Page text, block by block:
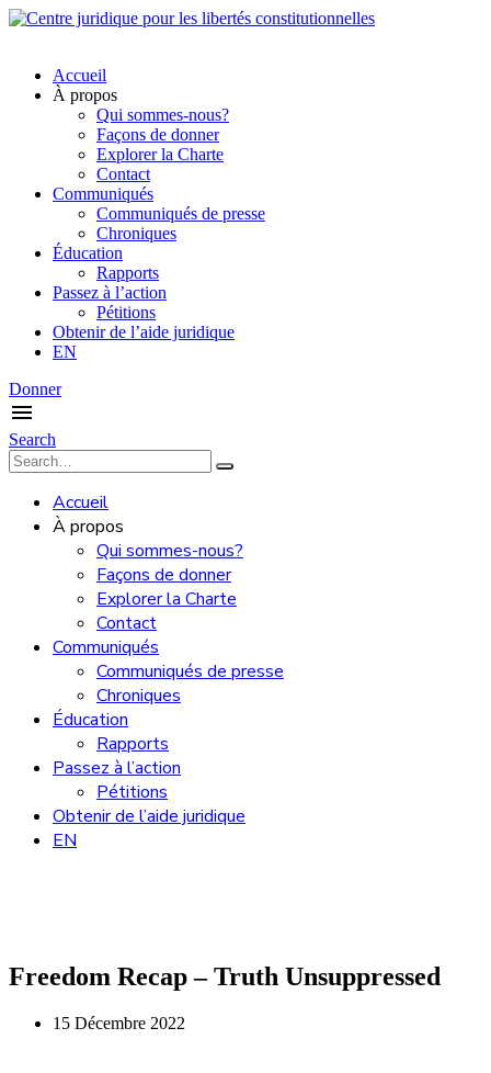
Accueil
À propos
Qui sommes-nous?
Façons de donner
Explorer la Charte
Contact
Communiqués
Communiqués de presse
Chroniques
Éducation
Rapports
Passez à l’action
Pétitions
Obtenir de l’aide juridique
EN
Donner
Search
Accueil
À propos
Qui sommes-nous?
Façons de donner
Explorer la Charte
Contact
Communiqués
Communiqués de presse
Chroniques
Éducation
Rapports
Passez à l’action
Pétitions
Obtenir de l’aide juridique
EN
Freedom Recap – Truth Unsuppressed
15 Décembre 2022